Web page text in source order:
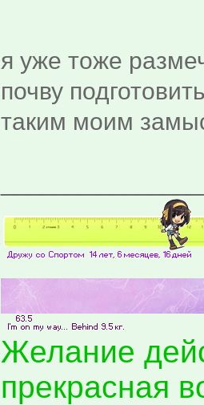
я уже тоже
почву
таким моим
Желание
прекрасная